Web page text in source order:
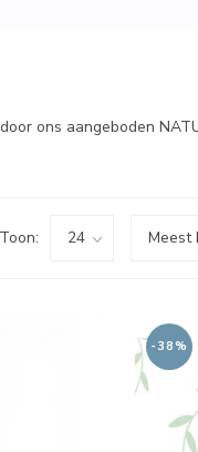
ons aangeboden
Toon:
-38%